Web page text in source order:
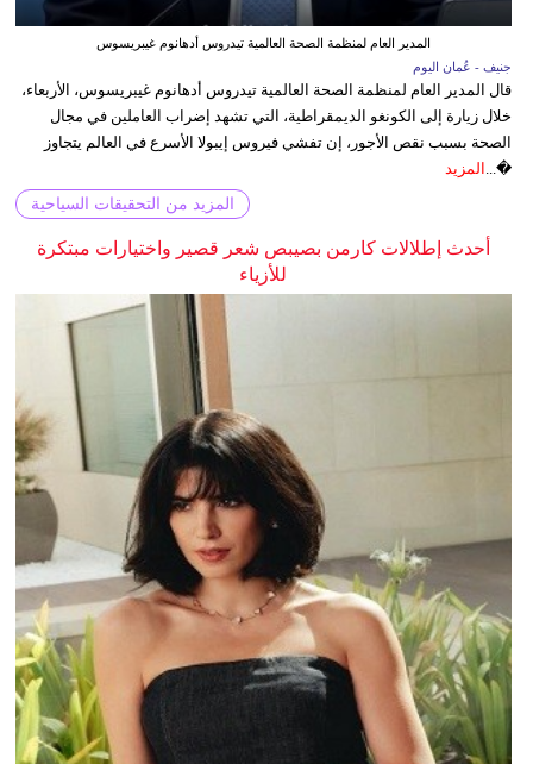
المدير العام لمنظمة الصحة العالمية تيدروس أدهانوم غيبريسوس
جنيف - عُمان اليوم
قال المدير العام لمنظمة الصحة العالمية تيدروس أدهانوم غيبريسوس، الأربعاء،
خلال زيارة إلى الكونغو الديمقراطية، التي تشهد إضراب العاملين في مجال
الصحة بسبب نقص الأجور، إن تفشي فيروس إيبولا الأسرع في العالم يتجاوز
�... المزيد
المزيد من التحقيقات السياحية
أحدث إطلالات كارمن بصيبص شعر قصير واختيارات مبتكرة
للأزياء